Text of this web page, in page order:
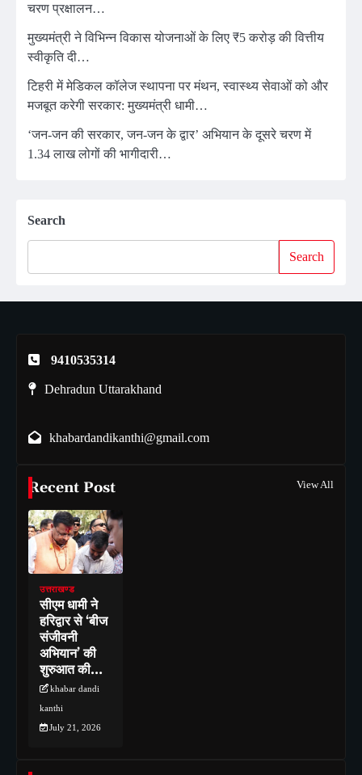
चरण प्रक्षालन…
मुख्यमंत्री ने विभिन्न विकास योजनाओं के लिए ₹5 करोड़ की वित्तीय
स्वीकृति दी…
टिहरी में मेडिकल कॉलेज स्थापना पर मंथन, स्वास्थ्य सेवाओं को और
मजबूत करेगी सरकार: मुख्यमंत्री धामी…
‘जन-जन की सरकार, जन-जन के द्वार’ अभियान के दूसरे चरण में
1.34 लाख लोगों की भागीदारी…
Search
Search
9410535314
Dehradun Uttarakhand
khabardandikanthi@gmail.com
Recent Post View All
उत्तराखण्ड
सीएम धामी ने
हरिद्वार से ‘बीज
संजीवनी
अभियान’ की
शुरुआत की…
khabar dandi
kanthi
July 21, 2026